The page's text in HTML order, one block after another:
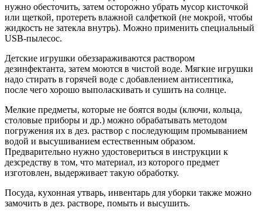
нужно обесточить, затем осторожно убрать мусор кисточкой
или щеткой, протереть влажной салфеткой (не мокрой, чтобы
жидкость не затекла внутрь). Можно применить специальный
USB-пылесос.
Детские игрушки обеззараживаются раствором
дезинфектанта, затем моются в чистой воде. Мягкие игрушки
надо стирать в горячей воде с добавлением антисептика,
после чего хорошо выполаскивать и сушить на солнце.
Мелкие предметы, которые не боятся воды (ключи, кольца,
столовые приборы и др.) можно обрабатывать методом
погружения их в дез. раствор с последующим промыванием
водой и высушиванием естественным образом.
Предварительно нужно удостовериться в инструкции к
дезсредству в том, что материал, из которого предмет
изготовлен, выдерживает такую обработку.
Посуда, кухонная утварь, инвентарь для уборки также можно
замочить в дез. растворе, помыть и высушить.